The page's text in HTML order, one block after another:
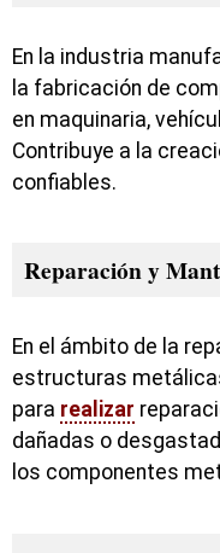
En la industria
la fabricación de
en maquinaria,
Contribuye a la
confiables.
Reparación y
En el ámbito de la
estructuras
para realizar
dañadas o
los componentes